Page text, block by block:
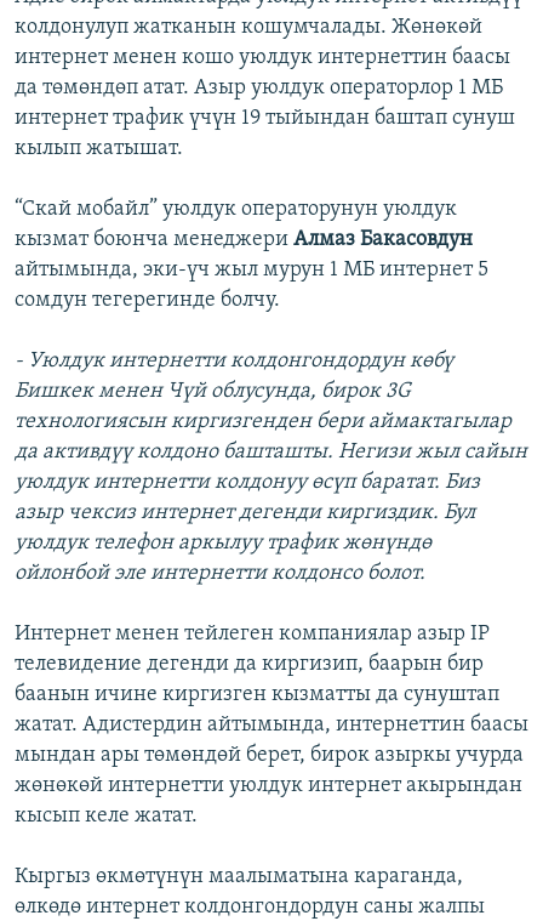
колдонулуп жатканын кошумчалады. Жөнөкөй
интернет менен кошо уюлдук интернеттин баасы
да төмөндөп атат. Азыр уюлдук операторлор 1 МБ
интернет трафик үчүн 19 тыйындан баштап сунуш
кылып жатышат.
“Скай мобайл” уюлдук операторунун уюлдук
кызмат боюнча менеджери Алмаз Бакасовдун
айтымында, эки-үч жыл мурун 1 МБ интернет 5
сомдун тегерегинде болчу.
- Уюлдук интернетти колдонгондордун көбү
Бишкек менен Чүй облусунда, бирок 3G
технологиясын киргизгенден бери аймактагылар
да активдүү колдоно башташты. Негизи жыл сайын
уюлдук интернетти колдонуу өсүп баратат. Биз
азыр чексиз интернет дегенди киргиздик. Бул
уюлдук телефон аркылуу трафик жөнүндө
ойлонбой эле интернетти колдонсо болот.
Интернет менен тейлеген компаниялар азыр IP
телевидение дегенди да киргизип, баарын бир
баанын ичине киргизген кызматты да сунуштап
жатат. Адистердин айтымында, интернеттин баасы
мындан ары төмөндөй берет, бирок азыркы учурда
жөнөкөй интернетти уюлдук интернет акырындан
кысып келе жатат.
Кыргыз өкмөтүнүн маалыматына караганда,
өлкөдө интернет колдонгондордун саны жалпы